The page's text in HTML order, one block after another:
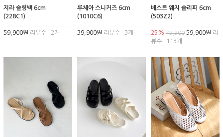
지라 슬링백 6cm
(228C1)
59,900원 리뷰수 : 2개
루체아 스니커즈 6cm
(1010C6)
39,900원 리뷰수 : 3개
베스트 웨지 슬리퍼 6cm
(503Z2)
25% 79,90059,900원 리
뷰수 : 113개